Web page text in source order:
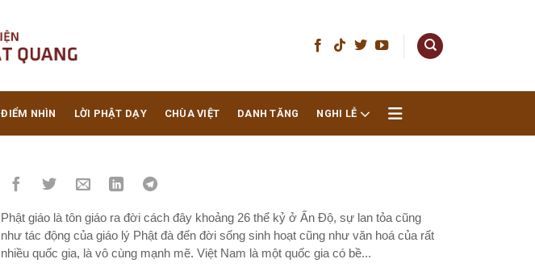
ĐIỂM NHÌN LỜI PHẬT DẠY CHÙA VIỆT DANH TĂNG NGHI LỄ
Phật giáo là tôn giáo ra đời cách đây khoảng 26 thể kỷ ở Ấn Độ, sự lan tỏa cũng
như tác động của giáo lý Phật đà đến đời sống sinh hoạt cũng như văn hoá của rất
nhiều quốc gia, là vô cùng mạnh mẽ. Việt Nam là một quốc gia có bề...